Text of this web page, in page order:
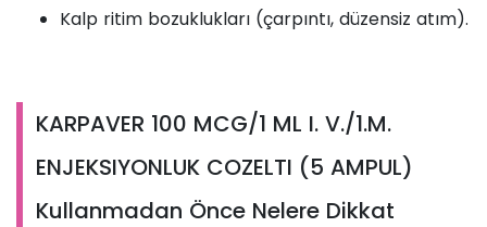
Kalp ritim bozuklukları (çarpıntı, düzensiz atım).
KARPAVER 100 MCG/1 ML I. V./1.M.
ENJEKSIYONLUK COZELTI (5 AMPUL)
Kullanmadan Önce Nelere Dikkat